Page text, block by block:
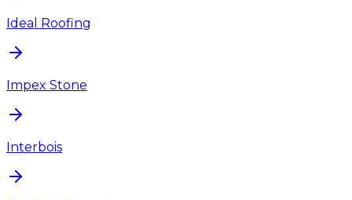
Ideal Roofing
Impex Stone
Interbois